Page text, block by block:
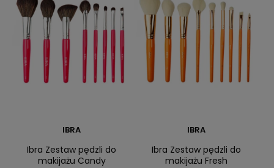
IBRA
Ibra Zestaw pędzli do
makijażu Candy
IBRA
Ibra Zestaw pędzli do
makijażu Fresh